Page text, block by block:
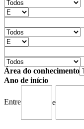
Área do conhecimento
Ano de início
Entre e